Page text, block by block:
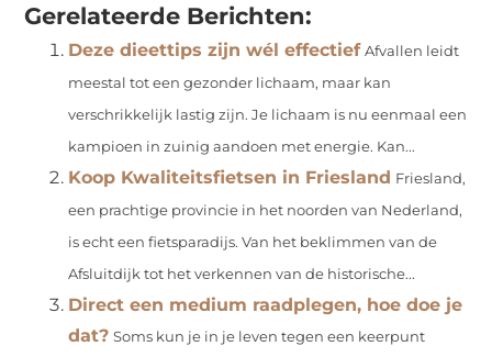
Gerelateerde Berichten:
Deze dieettips zijn wél effectief Afvallen leidt
meestal tot een gezonder lichaam, maar kan
verschrikkelijk lastig zijn. Je lichaam is nu eenmaal een
kampioen in zuinig aandoen met energie. Kan...
Koop Kwaliteitsfietsen in Friesland Friesland,
een prachtige provincie in het noorden van Nederland,
is echt een fietsparadijs. Van het beklimmen van de
Afsluitdijk tot het verkennen van de historische...
Direct een medium raadplegen, hoe doe je
dat? Soms kun je in je leven tegen een keerpunt